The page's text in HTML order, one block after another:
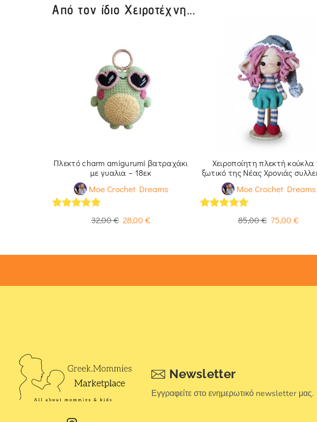
Από τον ίδιο Χειροτέχνη...
Πλεκτό charm amigurumi βατραχάκι
με γυαλια – 18εκ
Moe Crochet Dreams
32,00€ 28,00 €
Χειροποίητη πλεκτή κούκλα
ξωτικό της Νέας Χρονιάς
Moe Crochet Dreams
85,00€ 75,00 €
Newsletter
Εγγραφείτε στο ενημερωτικό newsletter μας.